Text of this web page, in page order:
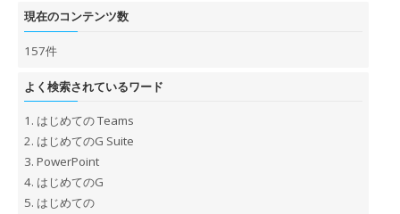
現在のコンテンツ数
157件
よく検索されているワード
1. はじめての Teams
2. はじめてのG Suite
3. PowerPoint
4. はじめてのG
5. はじめての